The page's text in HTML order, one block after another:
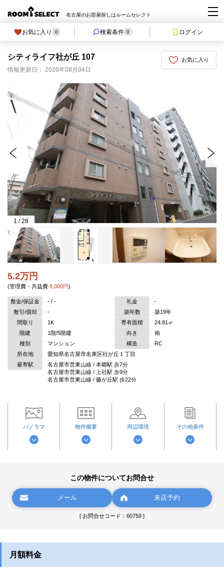
名古屋のお部屋探しはルームセレクト
お気に入り 0 検索条件 0 ログイン
お気に入り
シティライフ社が丘 107
情報更新日： 2026年08月04日
1 /28
5.2万円
(管理費・共益費 8,000円)
敷金/保証金 - / - 礼金
-
敷引/償却
- 築年数
築19年
間取り
1K 専有面積
24.81㎡
階建
1階/5階建 向き
南
種別
マンション 構造
RC
所在地
愛知県名古屋市名東区社が丘１丁目
最寄駅
名古屋市営東山線 / 本郷駅 歩7分
名古屋市営東山線 / 上社駅 歩9分
名古屋市営東山線 / 藤が丘駅 歩22分
パノラマ 物件概要 周辺環境 その他条件
この物件についてお問合せ
メール 来店予約
[ お問合せコード：60759 ]
月額料金